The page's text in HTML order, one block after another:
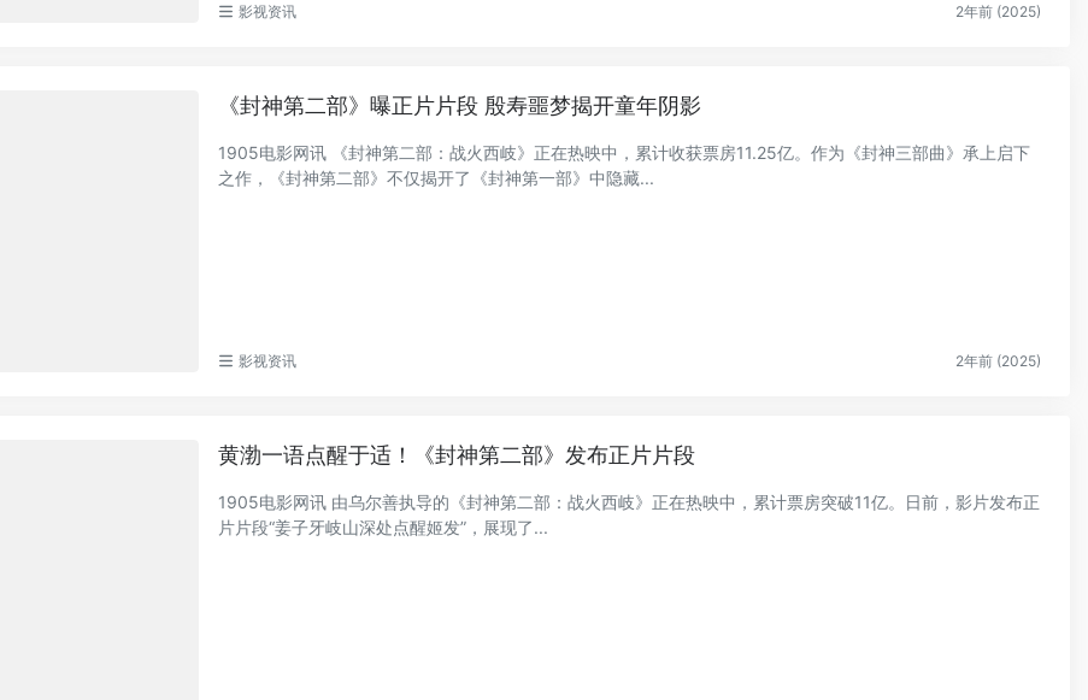
影视资讯 2年前 (2025)
《封神第二部》曝正片片段 殷寿噩梦揭开童年阴影
1905电影网讯 《封神第二部：战火西岐》正在热映中，累计收获票房11.25亿。作为《封神三部曲》承上启下
之作，《封神第二部》不仅揭开了《封神第一部》中隐藏...
影视资讯 2年前 (2025)
黄渤一语点醒于适！《封神第二部》发布正片片段
1905电影网讯 由乌尔善执导的《封神第二部：战火西岐》正在热映中，累计票房突破11亿。日前，影片发布正
片片段“姜子牙岐山深处点醒姬发”，展现了...